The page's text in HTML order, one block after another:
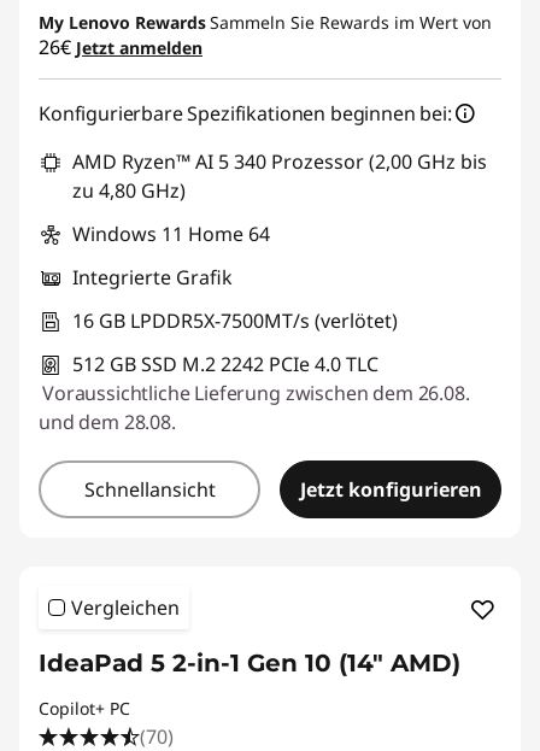
My Lenovo RewardsSammeln Sie Rewards im Wert von
26€ Jetzt anmelden
Konfigurierbare Spezifikationen beginnen bei:
AMD Ryzen™ AI 5 340 Prozessor (2,00 GHz bis
zu 4,80 GHz)
Windows 11 Home 64
Integrierte Grafik
16 GB LPDDR5X-7500MT/s (verlötet)
512 GB SSD M.2 2242 PCIe 4.0 TLC
Voraussichtliche Lieferung zwischen dem 26.08.
und dem 28.08.
Schnellansicht Jetzt konfigurieren
Vergleichen
IdeaPad 5 2-in-1 Gen 10 (14" AMD)
Copilot+ PC
(70)